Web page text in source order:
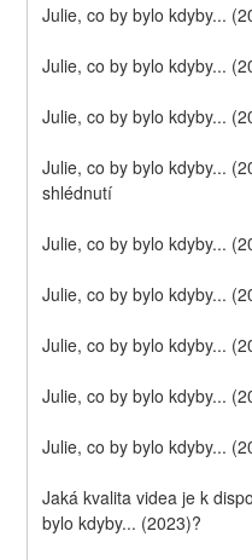
Julie, co by bylo kdyby...
Julie, co by bylo kdyby...
Julie, co by bylo kdyby...
Julie, co by bylo kdyby...
shlédnutí
Julie, co by bylo kdyby...
Julie, co by bylo kdyby...
Julie, co by bylo kdyby...
Julie, co by bylo kdyby...
Julie, co by bylo kdyby...
Jaká kvalita videa je k
bylo kdyby... (2023)?